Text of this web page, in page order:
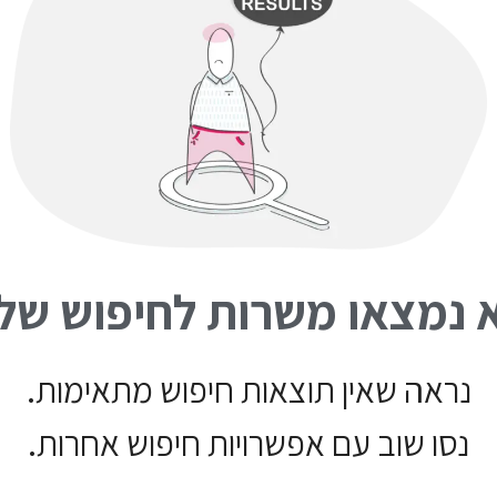
נמצאו משרות לחיפוש
נראה שאין תוצאות חיפוש מתאימות.
נסו שוב עם אפשרויות חיפוש אחרות.